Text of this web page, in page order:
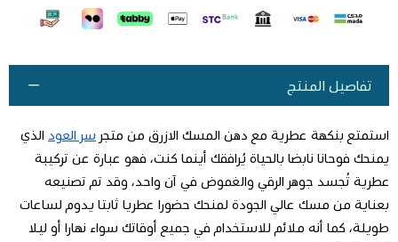
تفاصيل المنتج
استمتع بنكهة عطرية مع دهن المسك الازرق من متجر سر العود الذي
يمنحك فوحانا نابضا بالحياة يُرافقك أينما كنت، فهو عبارة عن تركيبة
عطرية تُجسد جوهر الرقي والغموض في آن واحد، وقد تم تصنيعه
بعناية من مسك عالي الجودة لمنحك حضورا عطريا ثابتا يدوم لساعات
طويلة، كما أنه ملائم للاستخدام في جميع أوقاتك سواء نهارا أو ليلا